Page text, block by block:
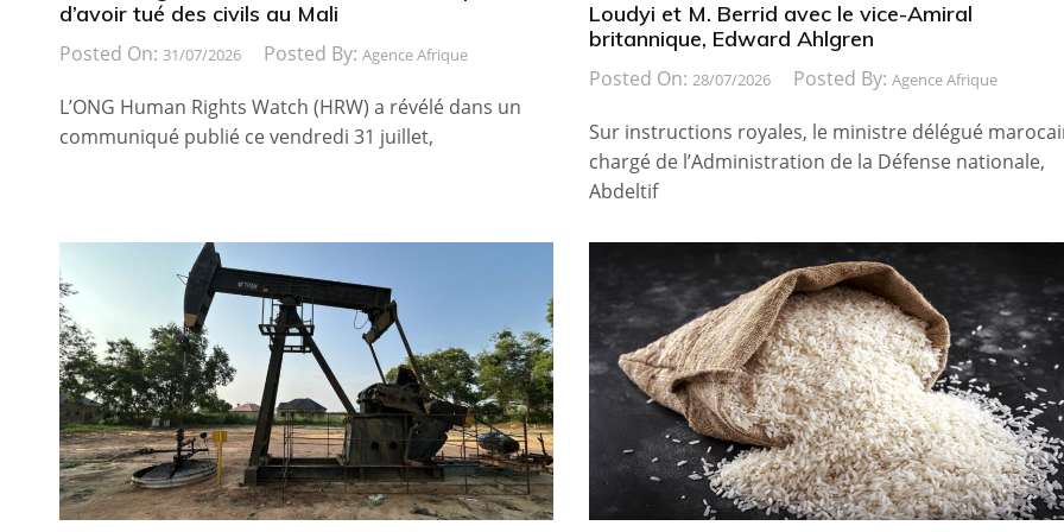
d’avoir tué des civils au Mali
Posted On: 31/07/2026 Posted By: Agence Afrique
L’ONG Human Rights Watch (HRW) a révélé dans un
communiqué publié ce vendredi 31 juillet,
Loudyi et M. Berrid avec le vice-Amiral
britannique, Edward Ahlgren
Posted On: 28/07/2026 Posted By: Agence Afrique
Sur instructions royales, le ministre délégué
chargé de l’Administration de la Défense nationale,
Abdeltif